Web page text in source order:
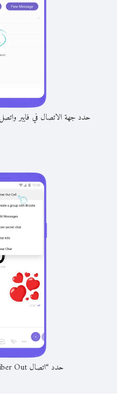
حدد جهة الاتصال في فايبر
حدد “اتصال Viber Out” من عنوان المحادثة